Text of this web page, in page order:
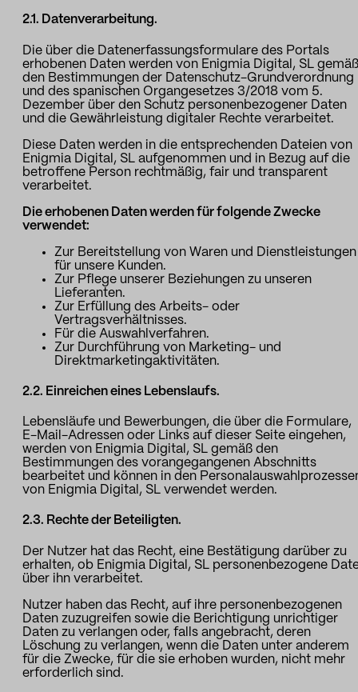
2.1. Datenverarbeitung.
Die über die Datenerfassungsformulare des Portals
erhobenen Daten werden von Enigmia Digital, SL gemäß
den Bestimmungen der Datenschutz-Grundverordnung
und des spanischen Organgesetzes 3/2018 vom 5.
Dezember über den Schutz personenbezogener Daten
und die Gewährleistung digitaler Rechte verarbeitet.
Diese Daten werden in die entsprechenden Dateien von
Enigmia Digital, SL aufgenommen und in Bezug auf die
betroffene Person rechtmäßig, fair und transparent
verarbeitet.
Die erhobenen Daten werden für folgende Zwecke
verwendet:
Zur Bereitstellung von Waren und Dienstleistungen
für unsere Kunden.
Zur Pflege unserer Beziehungen zu unseren
Lieferanten.
Zur Erfüllung des Arbeits- oder
Vertragsverhältnisses.
Für die Auswahlverfahren.
Zur Durchführung von Marketing- und
Direktmarketingaktivitäten.
2.2. Einreichen eines Lebenslaufs.
Lebensläufe und Bewerbungen, die über die Formulare,
E-Mail-Adressen oder Links auf dieser Seite eingehen,
werden von Enigmia Digital, SL gemäß den
Bestimmungen des vorangegangenen Abschnitts
bearbeitet und können in den
von Enigmia Digital, SL verwendet werden.
2.3. Rechte der Beteiligten.
Der Nutzer hat das Recht, eine Bestätigung darüber zu
erhalten, ob Enigmia Digital, SL personenbezogene
über ihn verarbeitet.
Nutzer haben das Recht, auf ihre personenbezogenen
Daten zuzugreifen sowie die Berichtigung unrichtiger
Daten zu verlangen oder, falls angebracht, deren
Löschung zu verlangen, wenn die Daten unter anderem
für die Zwecke, für die sie erhoben wurden, nicht mehr
erforderlich sind.